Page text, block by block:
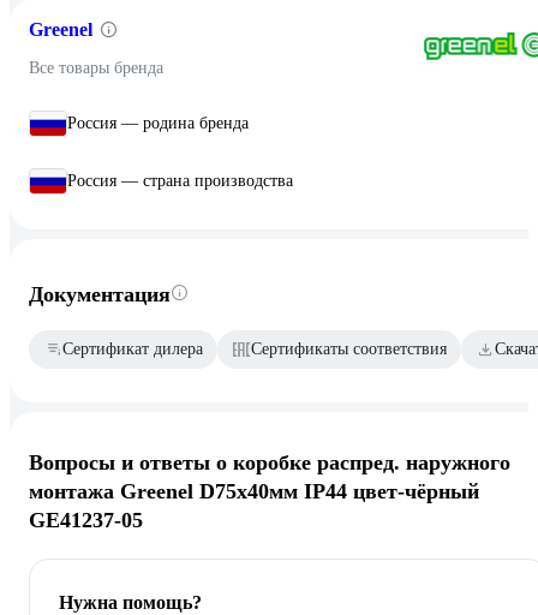
Greenel
Все товары бренда
Россия — родина бренда
Россия — страна производства
Документация
Сертификат дилера Сертификаты соответствия
Вопросы и ответы о коробке распред. наружного
монтажа Greenel D75x40мм IP44 цвет-чёрный
GE41237-05
Нужна помощь?